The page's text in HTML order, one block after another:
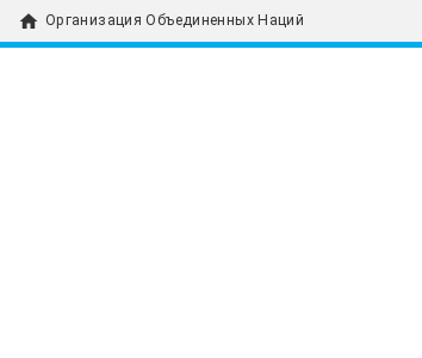
home Организация Объединенных Наций